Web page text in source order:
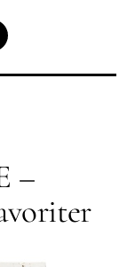
–